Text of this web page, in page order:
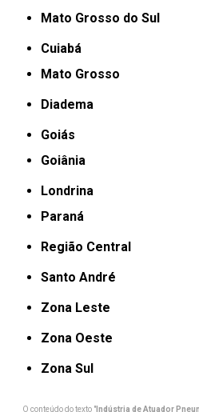
Mato Grosso do Sul
Cuiabá
Mato Grosso
Diadema
Goiás
Goiânia
Londrina
Paraná
Região Central
Santo André
Zona Leste
Zona Oeste
Zona Sul
O conteúdo do texto " Indústria de Atuador